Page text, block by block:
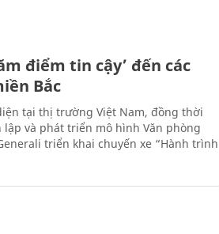
điểm tin cậy’ đến các
Bắc
tại thị trường Việt Nam, đồng thời
và phát triển mô hình Văn phòng
triển khai chuyến xe “Hành trình